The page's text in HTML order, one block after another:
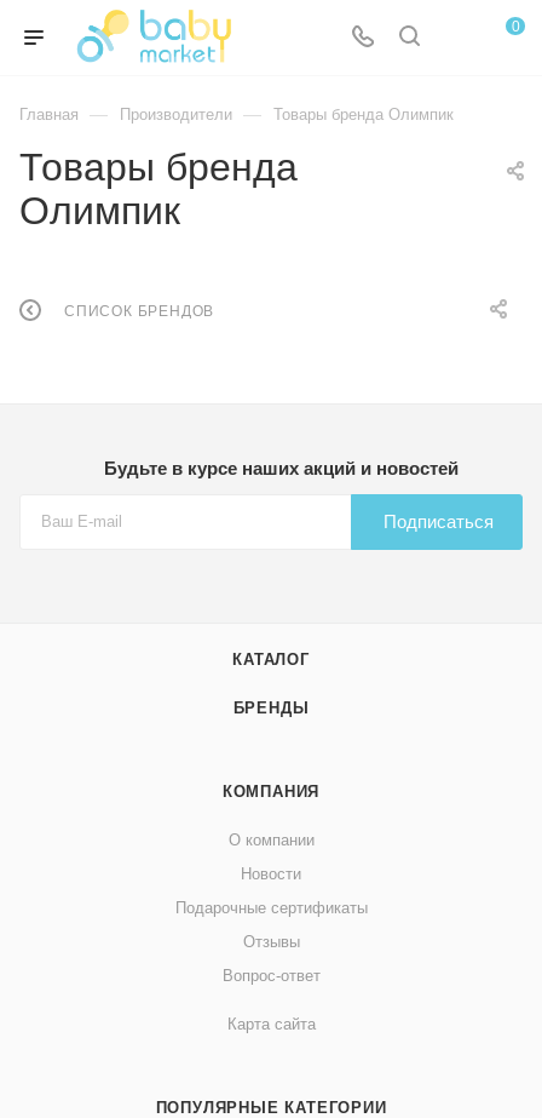
0
Главная — Производители — Товары бренда Олимпик
Товары бренда
Олимпик
СПИСОК БРЕНДОВ
Будьте в курсе наших акций и новостей
Подписаться
КАТАЛОГ
БРЕНДЫ
КОМПАНИЯ
О компании
Новости
Подарочные сертификаты
Отзывы
Вопрос-ответ
Карта сайта
ПОПУЛЯРНЫЕ КАТЕГОРИИ